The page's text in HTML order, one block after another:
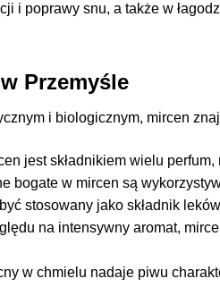
i poprawy snu, a także w
Przemyśle
i biologicznym, mircen
jest składnikiem wielu
bogate w mircen są
stosowany jako składnik
na intensywny aromat,
w chmielu nadaje piwu